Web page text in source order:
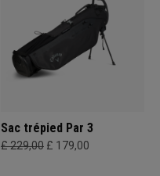
Sac trépied Par 3
£ 229,00 £ 179,00